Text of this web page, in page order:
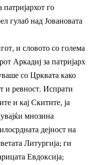
го
гулаб над Јовановата
и словото со голема
Аркадиј за патријарх
со Црквата како
и ревност. Испрати
и кај Скитите, ја
мнозина
дејност на
Литургија; ги
Евдоксија;